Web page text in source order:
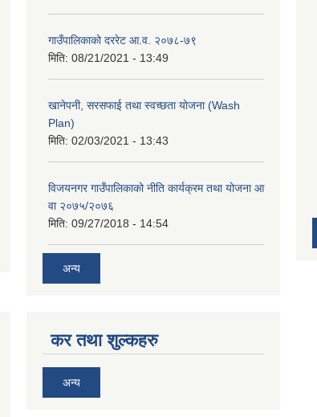
गाउँपालिकाको दररेट आ.व. २०७८-७९
मिति: 08/21/2021 - 13:49
खानेपनी, सरसफाई तथा स्वच्छता योजना (Wash
Plan)
मिति: 02/03/2021 - 13:43
विजयनगर गाउँपालिकाको नीति कार्यक्रम तथा योजना आ
वा २०७५/२०७६
मिति: 09/27/2018 - 14:54
अन्य
कर तथा शुल्कहरु
अन्य